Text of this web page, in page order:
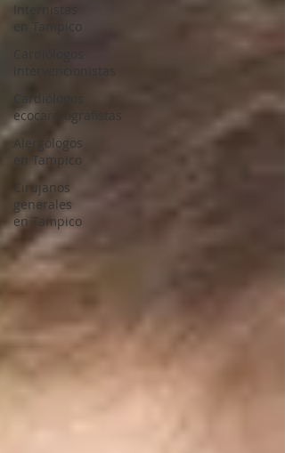
Internistas
en Tampico
Cardiólogos
ecocardiografistas
Alergólogos
en Tampico
Cirujanos
generales
en Tampico